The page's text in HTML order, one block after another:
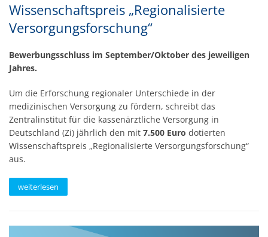
Wissenschaftspreis „Regionalisierte
Versorgungsforschung“
Bewerbungsschluss im September/Oktober des jeweiligen
Jahres.
Um die Erforschung regionaler Unterschiede in der
medizinischen Versorgung zu fördern, schreibt das
Zentralinstitut für die kassenärztliche Versorgung in
Deutschland (Zi) jährlich den mit 7.500 Euro dotierten
Wissenschaftspreis „Regionalisierte Versorgungsforschung“
aus.
weiterlesen